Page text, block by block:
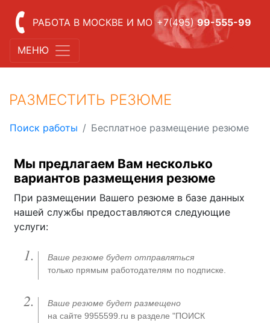
РАБОТА В МОСКВЕ И МО +7(495) 99-555-99
МЕНЮ
РАЗМЕСТИТЬ РЕЗЮМЕ
Поиск работы Бесплатное размещение резюме
Мы предлагаем Вам несколько
вариантов размещения резюме
При размещении Вашего резюме в базе данных
нашей службы предоставляются следующие
услуги:
Ваше резюме будет отправляться
только прямым работодателям по подписке.
Ваше резюме будет размещено
на сайте 9955599.ru в разделе "ПОИСК